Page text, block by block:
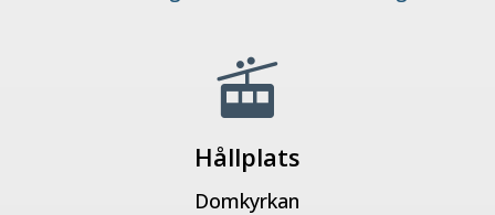

Hållplats
Domkyrkan